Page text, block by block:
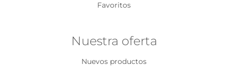
Favoritos
Nuestra oferta
Nuevos productos